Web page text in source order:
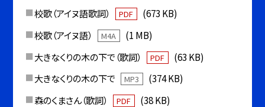
校歌（アイヌ語歌詞） PDF
(673 KB)
校歌（アイヌ語）
M4A
(1 MB)
大きなくりの木の下で（歌詞）
PDF
(63 KB)
大きなくりの木の下で
MP3
(374 KB)
森のくまさん（歌詞）
PDF
(38 KB)